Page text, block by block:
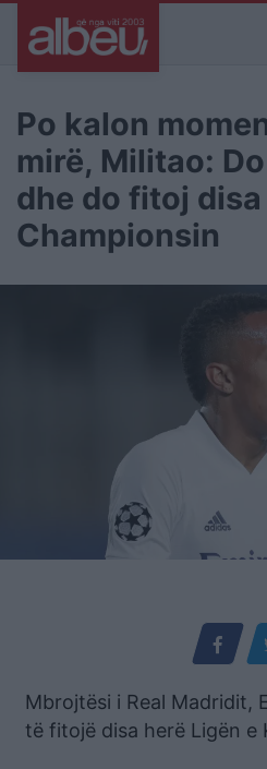
Po kalon
mirë, Militao:
dhe do fitoj disa
Championsin
Mbrojtësi i Real Madridit,
të fitojë disa herë Ligën e